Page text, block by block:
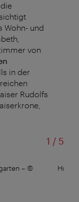
Wohn- und
von
in der
Rudolfs
1 /von
5
– ©